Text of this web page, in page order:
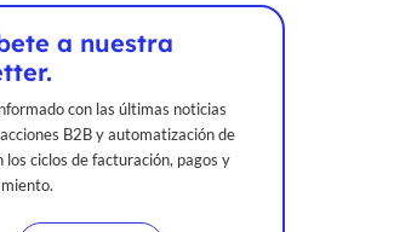
a nuestra
con las últimas noticias
B2B y automatización de
los ciclos de facturación, pagos y